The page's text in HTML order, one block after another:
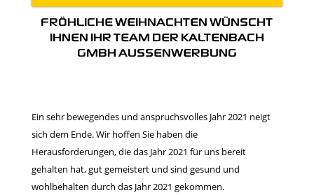
FRÖHLICHE WEIHNACHTEN WÜNSCHT
IHNEN IHR TEAM DER KALTENBACH
GMBH AUSSENWERBUNG
Ein sehr bewegendes und anspruchsvolles Jahr 2021 neigt
sich dem Ende. Wir hoffen Sie haben die
Herausforderungen, die das Jahr 2021 für uns bereit
gehalten hat, gut gemeistert und sind gesund und
wohlbehalten durch das Jahr 2021 gekommen.